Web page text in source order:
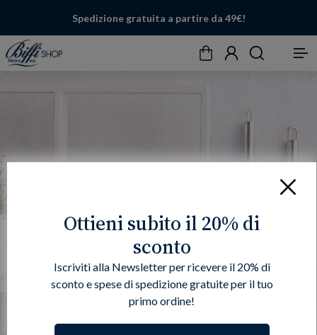
Spedizione gratuita a partire da 49€!
CarrelloAccountCerca Menu
Chiudi
Ottieni subito il 20% di
sconto
Iscriviti alla Newsletter per ricevere il 20% di
sconto e spese di spedizione gratuite per il tuo
primo ordine!